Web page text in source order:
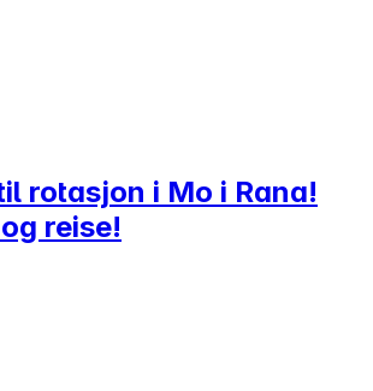
rotasjon i Mo i Rana!
reise!